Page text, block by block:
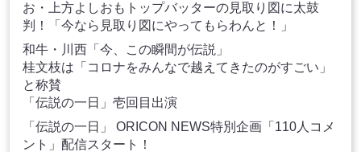
お・上方よしおもトップバッターの見取り図に太鼓
判！「今なら見取り図にやってもらわんと！」
和牛・川西「今、この瞬間が伝説」
桂文枝は「コロナをみんなで越えてきたのがすごい」
と称賛
「伝説の一日」壱回目出演
「伝説の一日」 ORICON NEWS特別企画「110人コメ
ント」配信スタート！